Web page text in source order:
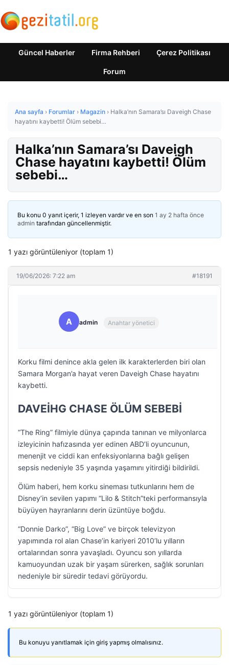
Güncel Haberler Firma Rehberi Çerez Politikası
Forum
Ana sayfa › Forumlar › Magazin › Halka’nın Samara’sı Daveigh Chase
hayatını kaybetti! Ölüm sebebi…
Halka’nın Samara’sı Daveigh
Chase hayatını kaybetti! Ölüm
sebebi…
Bu konu 0 yanıt içerir, 1 izleyen vardır ve en son 1 ay 2 hafta önce
admin tarafından güncellenmiştir.
1 yazı görüntüleniyor (toplam 1)
19/06/2026: 7:22 am #18191
A admin Anahtar yönetici
Korku filmi denince akla gelen ilk karakterlerden biri olan
Samara Morgan’a hayat veren Daveigh Chase hayatını
kaybetti.
DAVEİHG CHASE ÖLÜM SEBEBİ
“The Ring” filmiyle dünya çapında tanınan ve milyonlarca
izleyicinin hafızasında yer edinen ABD’li oyuncunun,
menenjit ve ciddi kan enfeksiyonlarına bağlı gelişen
sepsis nedeniyle 35 yaşında yaşamını yitirdiği bildirildi.
Ölüm haberi, hem korku sineması tutkunlarını hem de
Disney’in sevilen yapımı “Lilo & Stitch”teki performansıyla
büyüyen hayranlarını derin üzüntüye boğdu.
“Donnie Darko”, “Big Love” ve birçok televizyon
yapımında rol alan Chase’in kariyeri 2010’lu yılların
ortalarından sonra yavaşladı. Oyuncu son yıllarda
kamuoyundan uzak bir yaşam sürerken, sağlık sorunları
nedeniyle bir süredir tedavi görüyordu.
1 yazı görüntüleniyor (toplam 1)
Bu konuyu yanıtlamak için giriş yapmış olmalısınız.